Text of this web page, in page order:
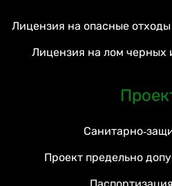
Лицензия на опасные
Лицензия на лом черных
Санитарно-
Проект предельно